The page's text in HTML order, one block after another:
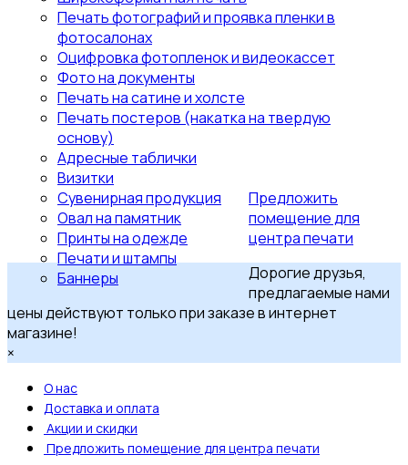
Печать фотографий и проявка пленки в
фотосалонах
Оцифровка фотопленок и видеокассет
Фото на документы
Печать на сатине и холсте
Печать постеров (накатка на твердую
основу)
Адресные таблички
Визитки
Сувенирная продукция
Овал на памятник
Принты на одежде
Печати и штампы
Баннеры
Предложить
помещение для
центра печати
Дорогие друзья,
предлагаемые нами
цены действуют только при заказе в интернет
магазине!
×
О нас
Доставка и оплата
Акции и скидки
Предложить помещение для центра печати